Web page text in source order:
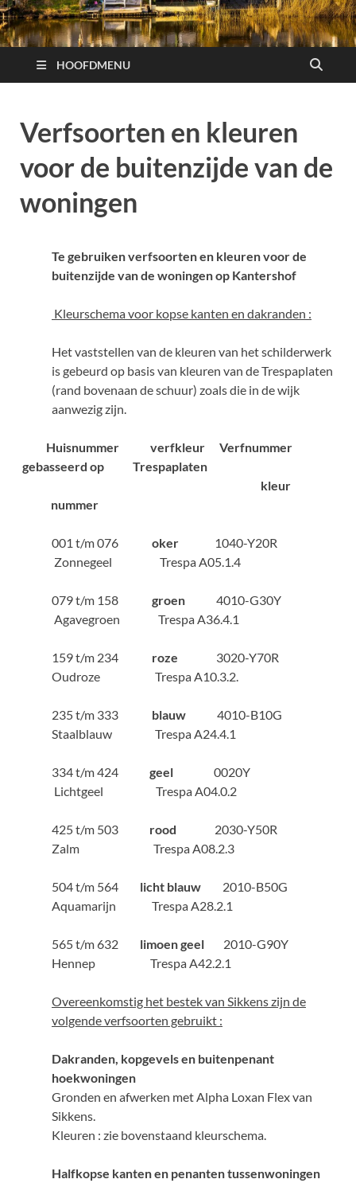
HOOFDMENU
Verfsoorten en kleuren
voor de buitenzijde van de
woningen
Te gebruiken verfsoorten en kleuren voor de
buitenzijde van de woningen op Kantershof
Kleurschema voor kopse kanten en dakranden :
Het vaststellen van de kleuren van het schilderwerk
is gebeurd op basis van kleuren van de Trespaplaten
(rand bovenaan de schuur) zoals die in de wijk
aanwezig zijn.
Huisnummer verfkleur Verfnummer
gebasseerd op Trespaplaten
kleur
nummer
001 t/m 076 oker 1040-Y20R
Zonnegeel Trespa A05.1.4
079 t/m 158 groen 4010-G30Y
Agavegroen Trespa A36.4.1
159 t/m 234 roze 3020-Y70R
Oudroze Trespa A10.3.2.
235 t/m 333 blauw 4010-B10G
Staalblauw Trespa A24.4.1
334 t/m 424 geel 0020Y
Lichtgeel Trespa A04.0.2
425 t/m 503 rood 2030-Y50R
Zalm Trespa A08.2.3
504 t/m 564 licht blauw 2010-B50G
Aquamarijn Trespa A28.2.1
565 t/m 632 limoen geel 2010-G90Y
Hennep Trespa A42.2.1
Overeenkomstig het bestek van Sikkens zijn de
volgende verfsoorten gebruikt :
Dakranden, kopgevels en buitenpenant
hoekwoningen
Gronden en afwerken met Alpha Loxan Flex van
Sikkens.
Kleuren : zie bovenstaand kleurschema.
Halfkopse kanten en penanten tussenwoningen